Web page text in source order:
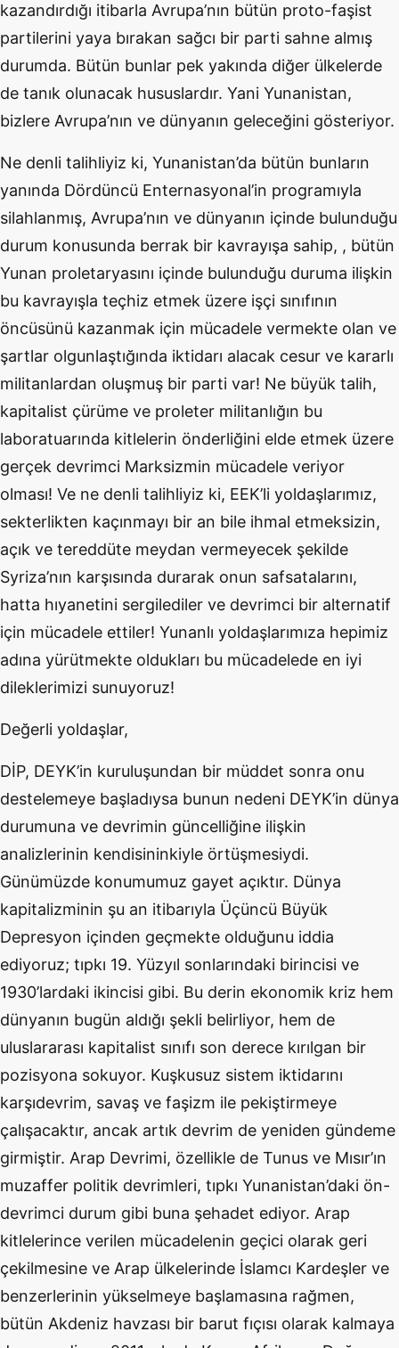
kazandırdığı itibarla Avrupa’nın bütün proto-faşist
partilerini yaya bırakan sağcı bir parti sahne almış
durumda. Bütün bunlar pek yakında diğer ülkelerde
de tanık olunacak hususlardır. Yani Yunanistan,
bizlere Avrupa’nın ve dünyanın geleceğini gösteriyor.
Ne denli talihliyiz ki, Yunanistan’da bütün bunların
yanında Dördüncü Enternasyonal’in programıyla
silahlanmış, Avrupa’nın ve dünyanın içinde bulunduğu
durum konusunda berrak bir kavrayışa sahip, , bütün
Yunan proletaryasını içinde bulunduğu duruma ilişkin
bu kavrayışla teçhiz etmek üzere işçi sınıfının
öncüsünü kazanmak için mücadele vermekte olan ve
şartlar olgunlaştığında iktidarı alacak cesur ve kararlı
militanlardan oluşmuş bir parti var! Ne büyük talih,
kapitalist çürüme ve proleter militanlığın bu
laboratuarında kitlelerin önderliğini elde etmek üzere
gerçek devrimci Marksizmin mücadele veriyor
olması! Ve ne denli talihliyiz ki, EEK’li yoldaşlarımız,
sekterlikten kaçınmayı bir an bile ihmal etmeksizin,
açık ve tereddüte meydan vermeyecek şekilde
Syriza’nın karşısında durarak onun safsatalarını,
hatta hıyanetini sergilediler ve devrimci bir alternatif
için mücadele ettiler! Yunanlı yoldaşlarımıza hepimiz
adına yürütmekte oldukları bu mücadelede en iyi
dileklerimizi sunuyoruz!
Değerli yoldaşlar,
DİP, DEYK’in kuruluşundan bir müddet sonra onu
destelemeye başladıysa bunun nedeni DEYK’in dünya
durumuna ve devrimin güncelliğine ilişkin
analizlerinin kendisininkiyle örtüşmesiydi.
Günümüzde konumumuz gayet açıktır. Dünya
kapitalizminin şu an itibarıyla Üçüncü Büyük
Depresyon içinden geçmekte olduğunu iddia
ediyoruz; tıpkı 19. Yüzyıl sonlarındaki birincisi ve
1930’lardaki ikincisi gibi. Bu derin ekonomik kriz hem
dünyanın bugün aldığı şekli belirliyor, hem de
uluslararası kapitalist sınıfı son derece kırılgan bir
pozisyona sokuyor. Kuşkusuz sistem iktidarını
karşıdevrim, savaş ve faşizm ile pekiştirmeye
çalışacaktır, ancak artık devrim de yeniden gündeme
girmiştir. Arap Devrimi, özellikle de Tunus ve Mısır’ın
muzaffer politik devrimleri, tıpkı Yunanistan’daki ön-
devrimci durum gibi buna şehadet ediyor. Arap
kitlelerince verilen mücadelenin geçici olarak geri
çekilmesine ve Arap ülkelerinde İslamcı Kardeşler ve
benzerlerinin yükselmeye başlamasına rağmen,
bütün Akdeniz havzası bir barut fıçısı olarak kalmaya